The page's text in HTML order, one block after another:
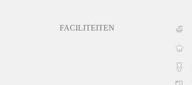
FACILITEITEN